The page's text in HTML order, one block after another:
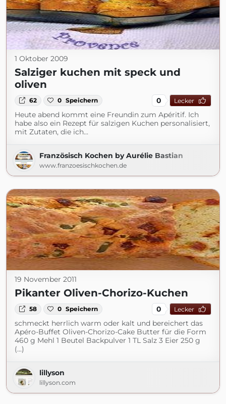
1 Oktober 2009
Salziger kuchen mit speck und
oliven
62 0 Speichern 0 Lecker
Heute abend kommt eine Freundin zum Apéritif. Ich
habe also ein Rezept für salzigen Kuchen personalisiert,
mit Zutaten, die ich...
Französisch Kochen by Aurélie Bastian
www.franzoesischkochen.de
19 November 2011
Pikanter Oliven-Chorizo-Kuchen
58 0 Speichern 0 Lecker
schmeckt herrlich warm oder kalt und bereichert das
Apéro-Buffet Oliven-Chorizo-Cake Butter für die Form
460 g Mehl 1 Beutel Backpulver 1 TL Salz 3 Eier 250 g
(...)
lillyson
lillyson.com